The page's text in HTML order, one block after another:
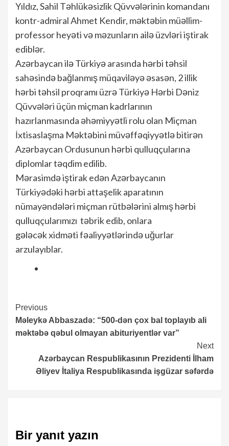
Yıldız, Sahil Təhlükəsizlik Qüvvələrinin komandanı
kontr-admiral Ahmet Kendir, məktəbin müəllim-
professor heyəti və məzunların ailə üzvləri iştirak
ediblər.
Azərbaycan ilə Türkiyə arasında hərbi təhsil
sahəsində bağlanmış müqaviləyə əsasən, 2 illik
hərbi təhsil proqramı üzrə Türkiyə Hərbi Dəniz
Qüvvələri üçün miçman kadrlarının
hazırlanmasında əhəmiyyətli rolu olan Miçman
İxtisaslaşma Məktəbini müvəffəqiyyətlə bitirən
Azərbaycan Ordusunun hərbi qulluqçularına
diplomlar təqdim edilib.
Mərasimdə iştirak edən Azərbaycanın
Türkiyədəki hərbi attaşelik aparatının
nümayəndələri miçman rütbələrini almış hərbi
qulluqçularımızı təbrik edib, onlara
gələcək xidməti fəaliyyətlərində uğurlar
arzulayıblar.
Continue
Reading
Previous
Məleykə Abbaszadə: “500-dən çox bal toplayıb ali
məktəbə qəbul olmayan abituriyentlər var”
Next
Azərbaycan Respublikasının Prezidenti İlham
Əliyev İtaliya Respublikasında işgüzar səfərdə
Bir yanıt yazın